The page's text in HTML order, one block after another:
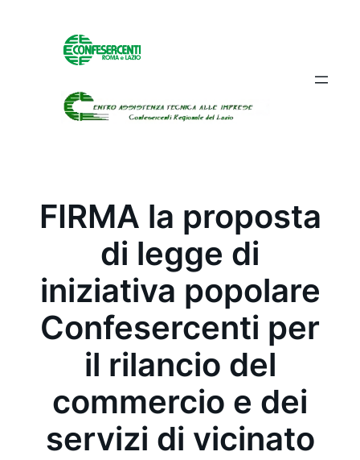
FIRMA la proposta
di legge di
iniziativa popolare
Confesercenti per
il rilancio del
commercio e dei
servizi di vicinato